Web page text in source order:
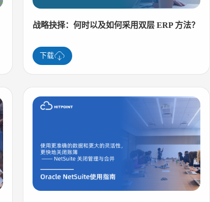
战略抉择：何时以及如何采用双层 ERP 方法？
下载